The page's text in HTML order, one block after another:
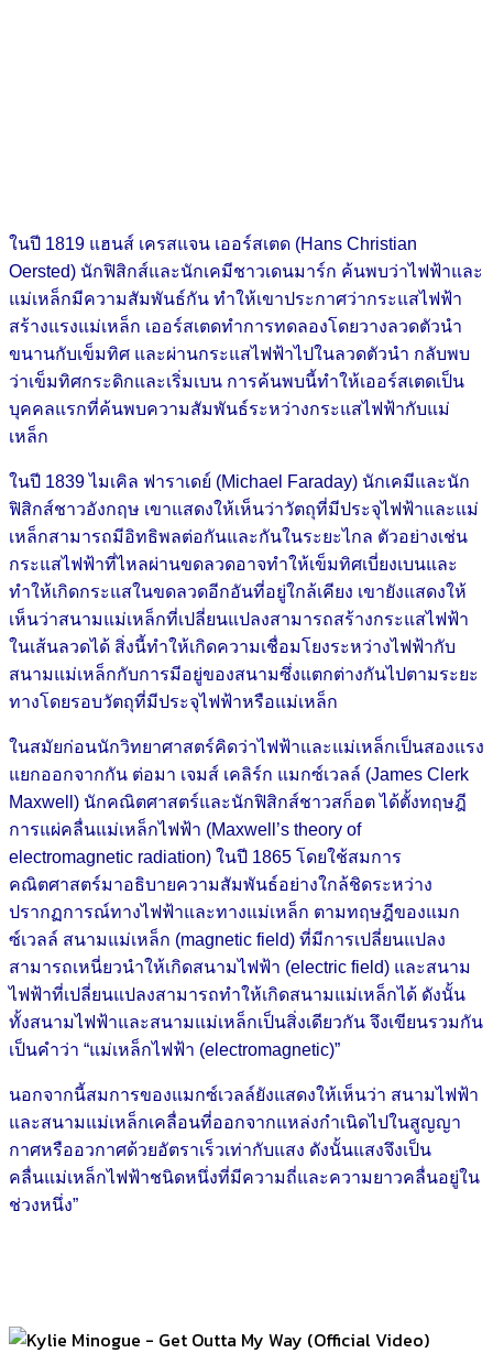
ในปี 1819 แฮนส์ เครสแจน เออร์สเตด (Hans Christian
Oersted) นักฟิสิกส์และนักเคมีชาวเดนมาร์ก ค้นพบว่าไฟฟ้าและ
แม่เหล็กมีความสัมพันธ์กัน ทำให้เขาประกาศว่ากระแสไฟฟ้า
สร้างแรงแม่เหล็ก เออร์สเตดทำการทดลองโดยวางลวดตัวนำ
ขนานกับเข็มทิศ และผ่านกระแสไฟฟ้าไปในลวดตัวนำ กลับพบ
ว่าเข็มทิศกระดิกและเริ่มเบน การค้นพบนี้ทำให้เออร์สเตดเป็น
บุคคลแรกที่ค้นพบความสัมพันธ์ระหว่างกระแสไฟฟ้ากับแม่
เหล็ก
ในปี 1839 ไมเคิล ฟาราเดย์ (Michael Faraday) นักเคมีและนัก
ฟิสิกส์ชาวอังกฤษ เขาแสดงให้เห็นว่าวัตถุที่มีประจุไฟฟ้าและแม่
เหล็กสามารถมีอิทธิพลต่อกันและกันในระยะไกล ตัวอย่างเช่น
กระแสไฟฟ้าที่ไหลผ่านขดลวดอาจทำให้เข็มทิศเบี่ยงเบนและ
ทำให้เกิดกระแสในขดลวดอีกอันที่อยู่ใกล้เคียง เขายังแสดงให้
เห็นว่าสนามแม่เหล็กที่เปลี่ยนแปลงสามารถสร้างกระแสไฟฟ้า
ในเส้นลวดได้ สิ่งนี้ทำให้เกิดความเชื่อมโยงระหว่างไฟฟ้ากับ
สนามแม่เหล็กกับการมีอยู่ของสนามซึ่งแตกต่างกันไปตามระยะ
ทางโดยรอบวัตถุที่มีประจุไฟฟ้าหรือแม่เหล็ก
ในสมัยก่อนนักวิทยาศาสตร์คิดว่าไฟฟ้าและแม่เหล็กเป็นสองแรง
แยกออกจากกัน ต่อมา เจมส์ เคลิร์ก แมกซ์เวลล์ (James Clerk
Maxwell) นักคณิตศาสตร์และนักฟิสิกส์ชาวสก็อต ได้ตั้งทฤษฎี
การแผ่คลื่นแม่เหล็กไฟฟ้า (Maxwell’s theory of
electromagnetic radiation) ในปี 1865 โดยใช้สมการ
คณิตศาสตร์มาอธิบายความสัมพันธ์อย่างใกล้ชิดระหว่าง
ปรากฏการณ์ทางไฟฟ้าและทางแม่เหล็ก ตามทฤษฎีของแมก
ซ์เวลล์ สนามแม่เหล็ก (magnetic field) ที่มีการเปลี่ยนแปลง
สามารถเหนี่ยวนำให้เกิดสนามไฟฟ้า (electric field) และสนาม
ไฟฟ้าที่เปลี่ยนแปลงสามารถทำให้เกิดสนามแม่เหล็กได้ ดังนั้น
ทั้งสนามไฟฟ้าและสนามแม่เหล็กเป็นสิ่งเดียวกัน จึงเขียนรวมกัน
เป็นคำว่า “แม่เหล็กไฟฟ้า (electromagnetic)”
นอกจากนี้สมการของแมกซ์เวลล์ยังแสดงให้เห็นว่า สนามไฟฟ้า
และสนามแม่เหล็กเคลื่อนที่ออกจากแหล่งกำเนิดไปในสูญญา
กาศหรืออวกาศด้วยอัตราเร็วเท่ากับแสง ดังนั้นแสงจึงเป็น
คลื่นแม่เหล็กไฟฟ้าชนิดหนึ่งที่มีความถี่และความยาวคลื่นอยู่ใน
ช่วงหนึ่ง”